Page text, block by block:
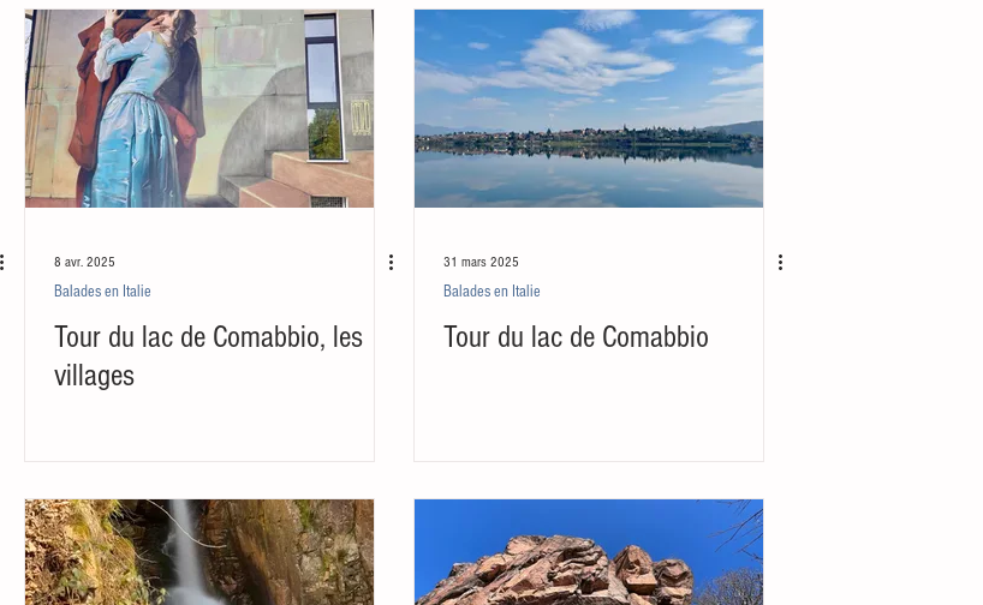
8 avr. 2025
Balades en Italie
Tour du lac de Comabbio, les
villages
31 mars 2025
Balades en Italie
Tour du lac de Comabbio